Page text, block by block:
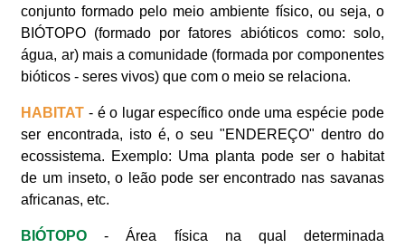
conjunto formado pelo meio ambiente físico, ou seja, o
BIÓTOPO (formado por fatores abióticos como: solo,
água, ar) mais a comunidade (formada por componentes
bióticos - seres vivos) que com o meio se relaciona.
HABITAT- é o lugar específico onde uma espécie pode
ser encontrada, isto é, o seu "ENDEREÇO" dentro do
ecossistema. Exemplo: Uma planta pode ser o habitat
de um inseto, o leão pode ser encontrado nas savanas
africanas, etc.
BIÓTOPO- Área física na qual determinada